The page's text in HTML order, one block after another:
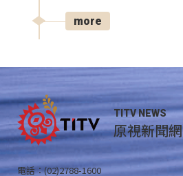
more
TITV NEWS
原視新聞網
電話：(02)2788-1600